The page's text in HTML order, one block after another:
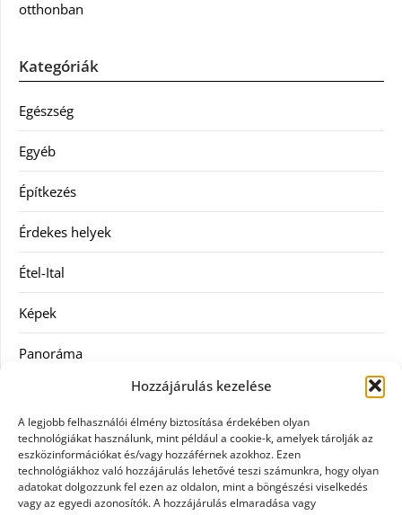
Hozzájárulás kezelése
A legjobb felhasználói élmény biztosítása érdekében olyan
technológiákat használunk, mint például a cookie-k, amelyek tárolják az
eszközinformációkat és/vagy hozzáférnek azokhoz. Ezen
technológiákhoz való hozzájárulás lehetővé teszi számunkra, hogy olyan
adatokat dolgozzunk fel ezen az oldalon, mint a böngészési viselkedés
vagy az egyedi azonosítók. A hozzájárulás elmaradása vagy
otthonban
Kategóriák
Egészség
Egyéb
Építkezés
Érdekes helyek
Étel-Ital
Képek
Panoráma
Szolgáltatás
Vásárlás